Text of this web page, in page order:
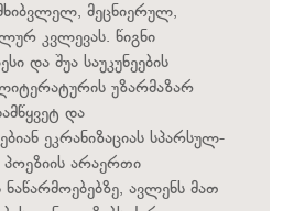
მეცნიერულ,
კვლევას. წიგნი
და შუა საუკუნეების
უზარმაზარ
და
ეკრანიზაციას სპარსულ-
პოეზიის არაერთი
ავლენს მათ